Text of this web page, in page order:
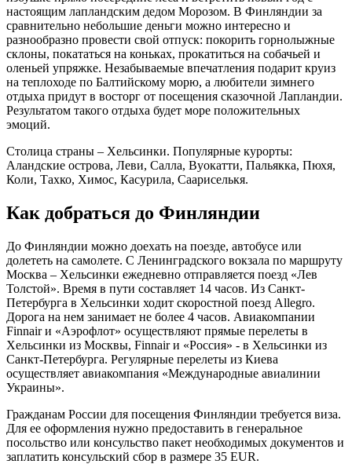
настоящим лапландским дедом Морозом. В Финляндии за
сравнительно небольшие деньги можно интересно и
разнообразно провести свой отпуск: покорить горнолыжные
склоны, покататься на коньках, прокатиться на собачьей и
оленьей упряжке. Незабываемые впечатления подарит круиз
на теплоходе по Балтийскому морю, а любители зимнего
отдыха придут в восторг от посещения сказочной Лапландии.
Результатом такого отдыха будет море положительных
эмоций.
Столица страны – Хельсинки. Популярные курорты:
Аландские острова, Леви, Салла, Вуокатти, Пальякка, Пюхя,
Коли, Тахко, Химос, Касурила, Саариселькя.
Как добраться до Финляндии
До Финляндии можно доехать на поезде, автобусе или
долететь на самолете. С Ленинградского вокзала по маршруту
Москва – Хельсинки ежедневно отправляется поезд «Лев
Толстой». Время в пути составляет 14 часов. Из Санкт-
Петербурга в Хельсинки ходит скоростной поезд Allegro.
Дорога на нем занимает не более 4 часов. Авиакомпании
Finnair и «Аэрофлот» осуществляют прямые перелеты в
Хельсинки из Москвы, Finnair и «Россия» - в Хельсинки из
Санкт-Петербурга. Регулярные перелеты из Киева
осуществляет авиакомпания «Международные авиалинии
Украины».
Гражданам России для посещения Финляндии требуется виза.
Для ее оформления нужно предоставить в генеральное
посольство или консульство пакет необходимых документов и
заплатить консульский сбор в размере 35 EUR.